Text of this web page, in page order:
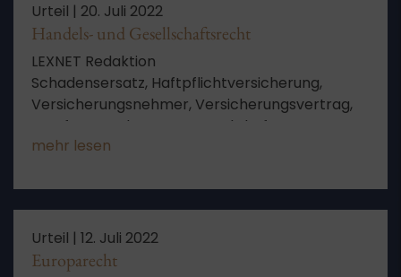
Urteil | 20. Juli 2022
Handels- und Gesellschaftsrecht
LEXNET Redaktion
Schadensersatz, Haftpflichtversicherung,
Versicherungsnehmer, Versicherungsvertrag,
Berufung, Auslegung, Prospekthaftung,
Versicherer, Verbraucherschutz,
Ausgleichsanspruch, Verfahren, Haftung,
ungerechtfertigter Bereicherung,
eingegangene Berufung, kraft Gesetzes
mehr lesen
Urteil | 12. Juli 2022
Europarecht